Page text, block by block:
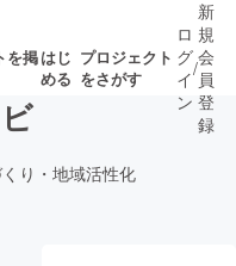
を掲はじ
める
プロジェクト
をさがす
ロ
グ
イ
ン
/
新
規
会
員
登
録
り・地域活性化